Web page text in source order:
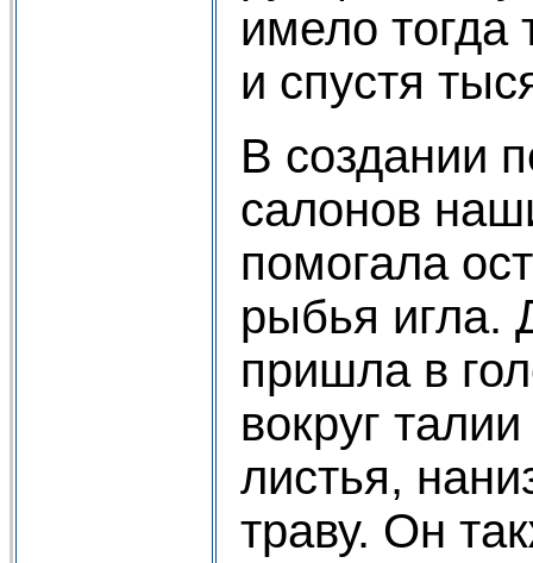
имело тогда
и спустя
В создании
салонов
помогала
рыбья игла.
пришла в
вокруг
листья,
траву. Он